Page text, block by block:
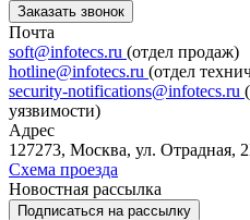
Заказать звонок
Почта
soft@infotecs.ru (отдел продаж)
hotline@infotecs.ru (отдел
security-notifications@infotecs.ru
уязвимости)
Адрес
127273, Москва, ул. Отрадная,
Схема проезда
Новостная рассылка
Подписаться на рассылку